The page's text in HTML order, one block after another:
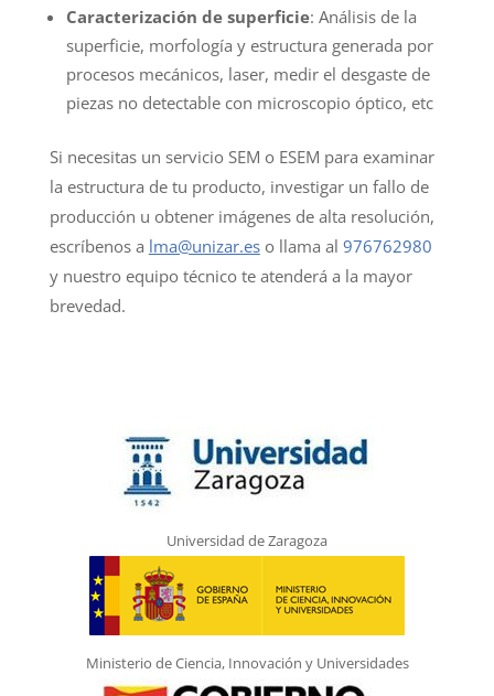
Caracterización de superficie: Análisis de la
superficie, morfología y estructura generada por
procesos mecánicos, laser, medir el desgaste de
piezas no detectable con microscopio óptico, etc
Si necesitas un servicio SEM o ESEM para examinar
la estructura de tu producto, investigar un fallo de
producción u obtener imágenes de alta resolución,
escríbenos a lma@unizar.eso llama al 976762980
y nuestro equipo técnico te atenderá a la mayor
brevedad.
Universidad de Zaragoza
Ministerio de Ciencia, Innovación y Universidades